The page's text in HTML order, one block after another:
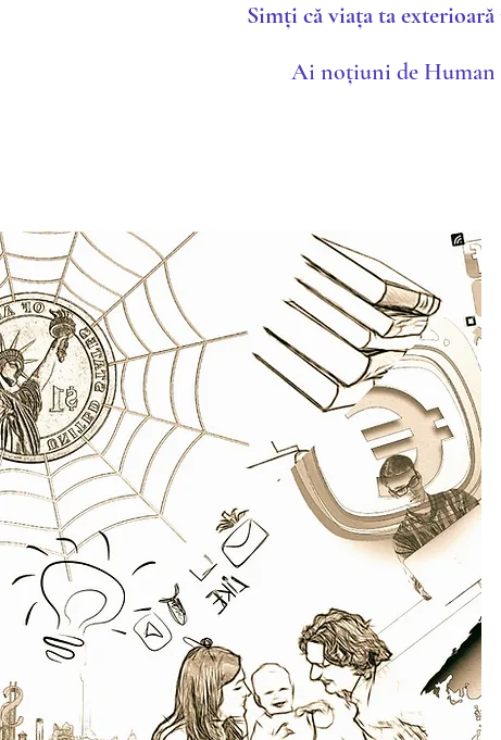
Simți că viața ta
Ai noțiuni de Human